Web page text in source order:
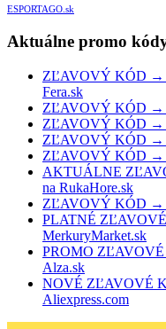
ESPORTAGO.sk
Aktuálne promo
ZĽAVOVÝ KÓD →
Fera.sk
ZĽAVOVÝ KÓD →
ZĽAVOVÝ KÓD →
ZĽAVOVÝ KÓD →
ZĽAVOVÝ KÓD →
AKTUÁLNE
na RukaHore.sk
ZĽAVOVÝ KÓD →
PLATNÉ
MerkuryMarket.sk
PROMO
Alza.sk
NOVÉ ZĽAVOVÉ
Aliexpress.com